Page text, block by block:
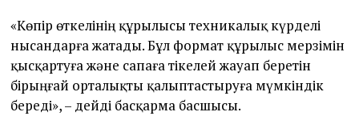
«Көпір өткелінің құрылысы техникалық күрделі
нысандарға жатады. Бұл формат құрылыс мерзімін
қысқартуға және сапаға тікелей жауап беретін
бірыңғай орталықты қалыптастыруға мүмкіндік
береді», – дейді басқарма басшысы.